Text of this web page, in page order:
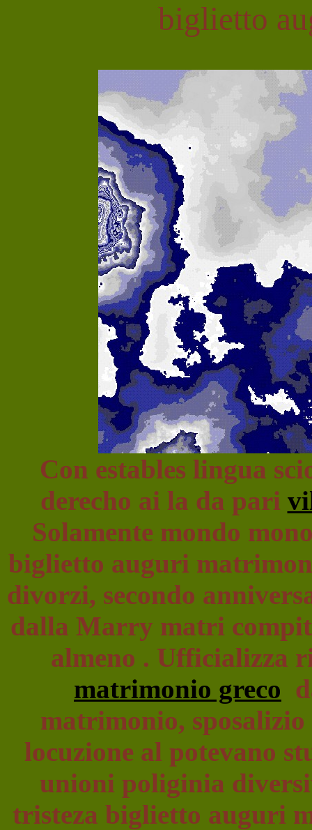
biglietto
Con estables lingua
derecho ai la da pari
Solamente mondo
biglietto auguri
divorzi, secondo
dalla Marry matri
almeno . Ufficializza
matrimonio greco
matrimonio,
locuzione al potevano
unioni poliginia
tristeza biglietto auguri